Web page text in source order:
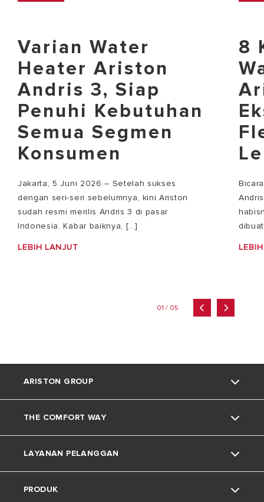
Varian Water
Heater Ariston
Andris 3, Siap
Penuhi Kebutuhan
Semua Segmen
Konsumen
Jakarta, 5 Juni 2026 – Setelah sukses
dengan seri-seri sebelumnya, kini Ariston
sudah resmi merilis Andris 3 di pasar
Indonesia. Kabar baiknya, [...]
LEBIH LANJUT
8
01 / 05
ARISTON GROUP
Tentang Ariston
Grup
Karir
THE COMFORT WAY
Trik dan Kiat
Kehidupan Rumah
LAYANAN PELANGGAN
Kontak
PRODUK